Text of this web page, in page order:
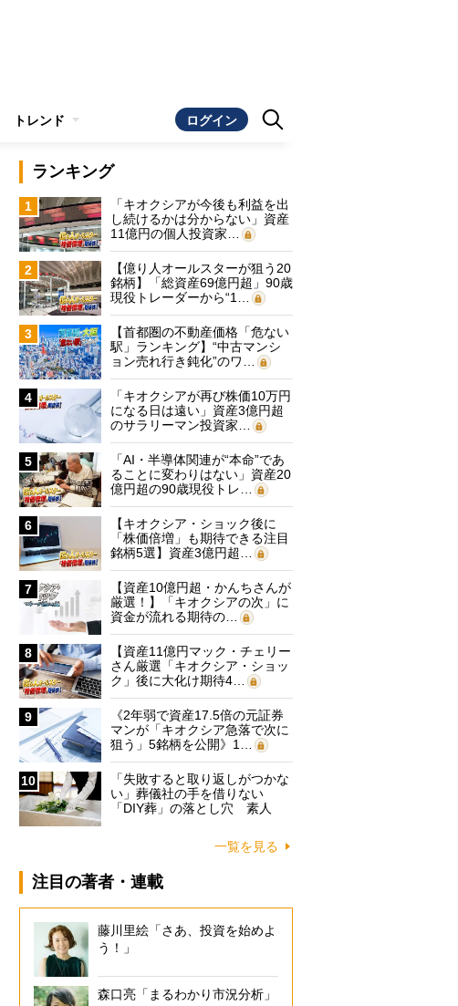
トレンド ログイン
ランキング
1
「キオクシアが今後も利益を出
し続けるかは分からない」資産
11億円の個人投資家…
2
【億り人オールスターが狙う20
銘柄】「総資産69億円超」90歳
現役トレーダーから“1…
3
【首都圏の不動産価格「危ない
駅」ランキング】“中古マンシ
ョン売れ行き鈍化”のワ…
4
「キオクシアが再び株価10万円
になる日は遠い」資産3億円超
のサラリーマン投資家…
5
「AI・半導体関連が“本命”であ
ることに変わりはない」資産20
億円超の90歳現役トレ…
6
【キオクシア・ショック後に
「株価倍増」も期待できる注目
銘柄5選】資産3億円超…
7
【資産10億円超・かんちさんが
厳選！】「キオクシアの次」に
資金が流れる期待の…
8
【資産11億円マック・チェリー
さん厳選「キオクシア・ショッ
ク」後に大化け期待4…
9
《2年弱で資産17.5倍の元証券
マンが「キオクシア急落で次に
狙う」5銘柄を公開》1…
10
「失敗すると取り返しがつかな
い」葬儀社の手を借りない
「DIY葬」の落とし穴 素人
一覧を見る
注目の著者・連載
藤川里絵「さあ、投資を始めよ
う！」
森口亮「まるわかり市況分析」